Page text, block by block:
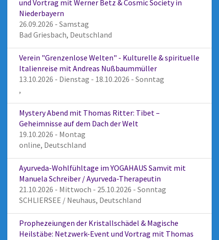
und Vortrag mit Werner Betz & Cosmic Society in
Niederbayern
26.09.2026 - Samstag
Bad Griesbach, Deutschland
Verein "Grenzenlose Welten" - Kulturelle & spirituelle
Italienreise mit Andreas Nußbaummüller
13.10.2026 - Dienstag - 18.10.2026 - Sonntag
,
Mystery Abend mit Thomas Ritter: Tibet –
Geheimnisse auf dem Dach der Welt
19.10.2026 - Montag
online, Deutschland
Ayurveda-Wohlfühltage im YOGAHAUS Samvit mit
Manuela Schreiber / Ayurveda-Therapeutin
21.10.2026 - Mittwoch - 25.10.2026 - Sonntag
SCHLIERSEE / Neuhaus, Deutschland
Prophezeiungen der Kristallschädel & Magische
Heilstäbe: Netzwerk-Event und Vortrag mit Thomas